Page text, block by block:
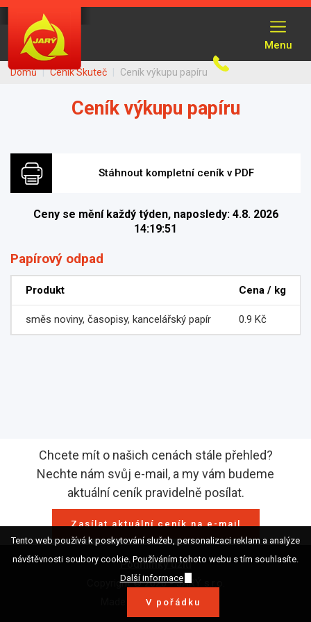
Přejít
hlavnímu
obsahu
Menu
Domů Ceník Skuteč Ceník výkupu papíru
Ceník výkupu papíru
Stáhnout kompletní ceník v PDF
Ceny se mění každý týden, naposledy: 4.8. 2026
14:19:51
Papírový odpad
Produkt Cena / kg
směs noviny, časopisy, kancelářský papír 0.9 Kč
Chcete mít o našich cenách stále přehled?
Nechte nám svůj e-mail, a my vám budeme
aktuální ceník pravidelně posílat.
Zasílat aktuální ceník na e-mail
Podmínky užití
Copyright © 2026 - JARÝ s.r.o.
Tento web používá k poskytování služeb, personalizaci reklam a analýze
návštěvnosti soubory cookie. Používáním tohoto webu s tím souhlasíte.
Další informace
V pořádku
Made with byVoatt